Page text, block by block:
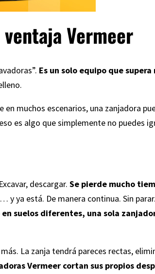
ventaja Vermeer
Es un solo equipo que supera
muchos escenarios, una zanjadora
es algo que simplemente no puedes
descargar. Se pierde mucho
y ya está. De manera continua. Sin
suelos diferentes, una sola
La zanja tendrá pareces rectas,
Vermeer cortan sus propios